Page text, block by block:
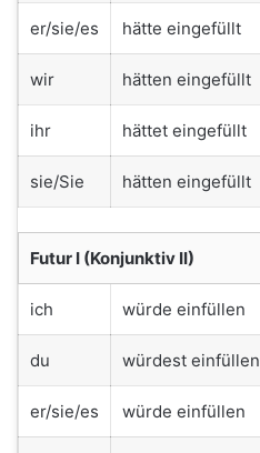
er/sie/es hätte eingefüllt
wir hätten eingefüllt
ihr hättet eingefüllt
sie/Sie hätten eingefüllt
Futur I (Konjunktiv II)
ich würde einfüllen
du würdest einfüllen
er/sie/es würde einfüllen